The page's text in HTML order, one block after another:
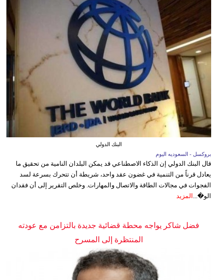
البنك الدولي
بروكسل - السعوديه اليوم
قال البنك الدولي إن الذكاء الاصطناعي قد يمكن البلدان النامية من تحقيق ما
يعادل قرناً من التنمية في غضون عقد واحد، شريطة أن تتحرك بسرعة لسد
الفجوات في مجالات الطاقة والاتصال والمهارات. وخلص التقرير إلى أن فقدان
الو�... المزيد
فضل شاكر يواجه محطة قضائية جديدة بالتزامن مع عودته
المنتظرة إلى المسرح